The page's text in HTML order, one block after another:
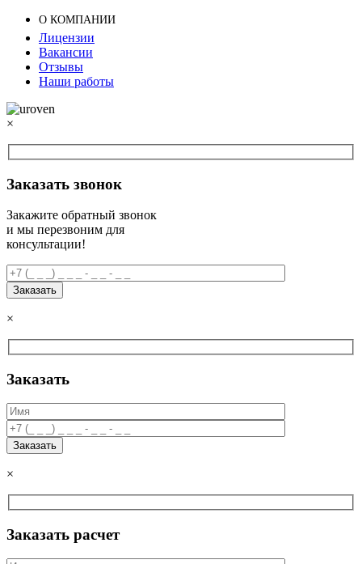
О КОМПАНИИ
Лицензии
Вакансии
Отзывы
Наши работы
Прокрутка
×
Заказать звонок
Закажите обратный звонок
и мы перезвоним для
консультации!
×
Заказать
×
Заказать расчет